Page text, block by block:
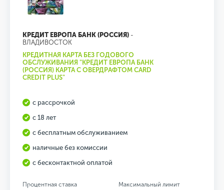
КРЕДИТ ЕВРОПА БАНК (РОССИЯ) -
ВЛАДИВОСТОК
КРЕДИТНАЯ КАРТА БЕЗ ГОДОВОГО
ОБСЛУЖИВАНИЯ "КРЕДИТ ЕВРОПА БАНК
(РОССИЯ) КАРТА С ОВЕРДРАФТОМ CARD
CREDIT PLUS"
с рассрочкой
с 18 лет
с бесплатным обслуживанием
наличные без комиссии
с бесконтактной оплатой
Процентная ставка
Максимальный лимит